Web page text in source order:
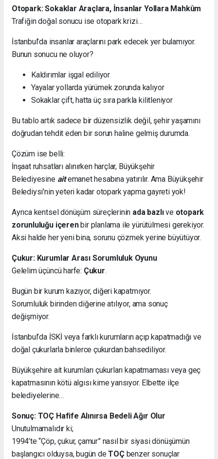
Otopark: Sokaklar Araçlara, İnsanlar Yollara Mahkûm
Trafiğin doğal sonucu ise otopark krizi…
İstanbul’da insanlar araçlarını park edecek yer bulamıyor.
Bunun sonucu ne oluyor?
Kaldırımlar işgal ediliyor
Yayalar yollarda yürümek zorunda kalıyor
Sokaklar çift, hatta üç sıra parkla kilitleniyor
Bu tablo artık sadece bir düzensizlik değil, şehir yaşamını
doğrudan tehdit eden bir sorun haline gelmiş durumda.
Çözüm ise belli:
İnşaat ruhsatları alınırken harçlar, Büyükşehir
Belediyesine aitemanet hesabına yatırılır. Ama Büyükşehir
Belediysi'nin yeteri kadar otopark yapma gayreti yok!
Ayrıca kentsel dönüşüm süreçlerinin ada bazlıve otopark
zorunluluğu içerenbir planlama ile yürütülmesi gerekiyor.
Aksi halde her yeni bina, sorunu çözmek yerine büyütüyor.
Çukur: Kurumlar Arası Sorumluluk Oyunu
Gelelim üçüncü harfe: Çukur.
Bugün bir kurum kazıyor, diğeri kapatmıyor.
Sorumluluk birinden diğerine atılıyor, ama sonuç
değişmiyor.
İstanbul’da İSKİ veya farklı kurumların açıp kapatmadığı ve
doğal çukurlarla binlerce çukurdan bahsediliyor.
Büyükşehire ait kurumları çukurları kapatmaması veya geç
kapatmasının kötü algısı kime yansıyor. Elbette ilçe
belediyelerine…
Sonuç: TOÇ Hafife Alınırsa Bedeli Ağır Olur
Unutulmamalıdır ki;
1994’te “Çöp, çukur, çamur” nasıl bir siyasi dönüşümün
başlangıcı olduysa, bugün deTOÇbenzer sonuçlar